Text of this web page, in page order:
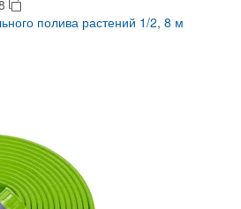
полива растений 1/2, 8 м